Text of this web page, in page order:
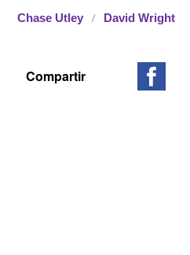
Chase Utley David Wright